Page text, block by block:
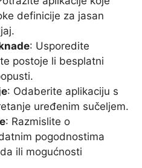
definicije za jasan
: Usporedite
postoje li besplatni
: Odaberite aplikaciju s
uređenim sučeljem.
: Razmislite o
pogodnostima
ili mogućnosti